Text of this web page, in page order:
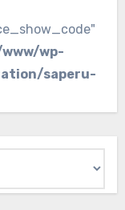
wp-
saperu-